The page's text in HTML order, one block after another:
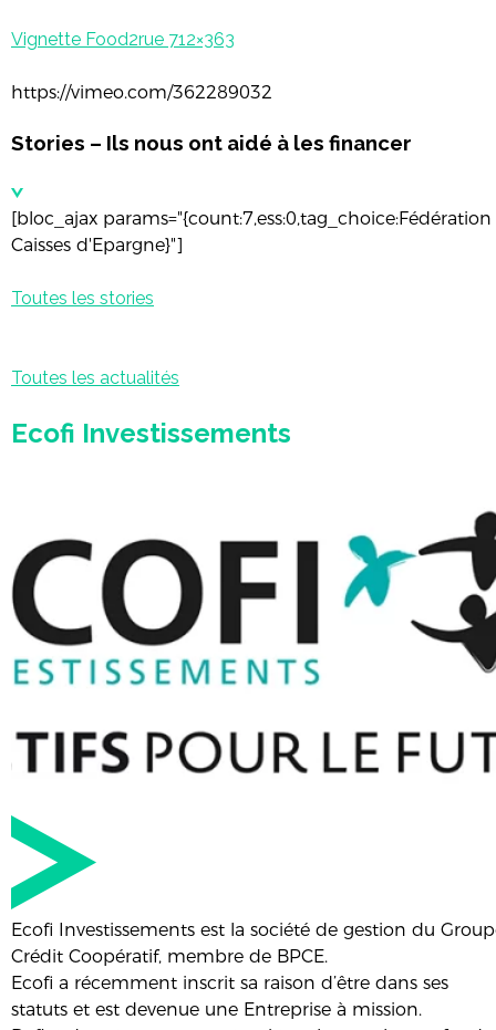
Vignette Food2rue 712×363
https://vimeo.com/362289032
Stories – Ils nous ont aidé à les financer
[bloc_ajax params="{count:7,ess:0,tag_choice:Fédération
Caisses d'Epargne}"]
Toutes les stories
Toutes les actualités
Ecofi Investissements
Ecofi Investissements est la société de gestion du
Crédit Coopératif, membre de BPCE.
Ecofi a récemment inscrit sa raison d’être dans ses
statuts et est devenue une Entreprise à mission.